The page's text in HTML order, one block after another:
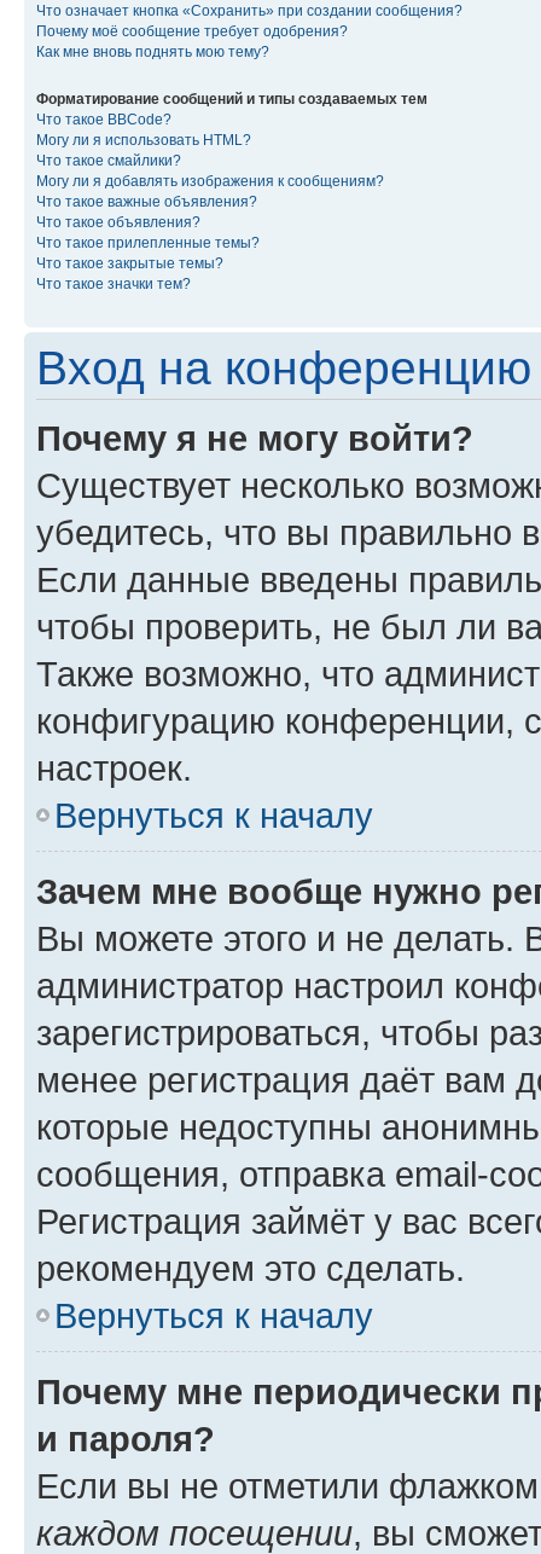
Что означает кнопка «Сохранить» при создании сообщения?
Почему моё сообщение требует одобрения?
Как мне вновь поднять мою тему?
Форматирование сообщений и типы создаваемых тем
Что такое BBCode?
Могу ли я использовать HTML?
Что такое смайлики?
Могу ли я добавлять изображения к сообщениям?
Что такое важные объявления?
Что такое объявления?
Что такое прилепленные темы?
Что такое закрытые темы?
Что такое значки тем?
Вход на конференцию
Почему я не могу войти?
Существует несколько
убедитесь, что вы правильно
Если данные введены
чтобы проверить, не был ли
Также возможно, что
конфигурацию конференции,
настроек.
Вернуться к началу
Зачем мне вообще нужно
Вы можете этого и не делать.
администратор настроил
зарегистрироваться, чтобы
менее регистрация даёт вам
которые недоступны
сообщения, отправка email-
Регистрация займёт у вас
рекомендуем это сделать.
Вернуться к началу
Почему мне периодически
и пароля?
Если вы не отметили
каждом посещении, вы